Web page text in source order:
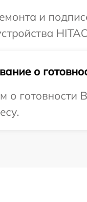
и
о
готовности